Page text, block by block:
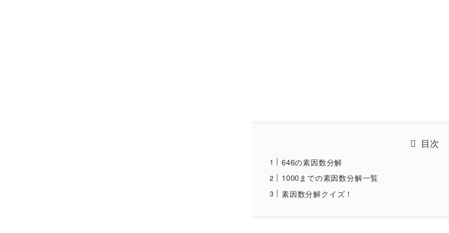
目次
646の素因数分解
1000までの素因数分解一覧
素因数分解クイズ！